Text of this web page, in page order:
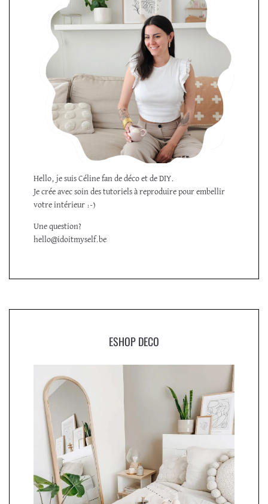
Hello, je suis Céline fan de déco et de DIY.
Je crée avec soin des tutoriels à reproduire pour embellir
votre intérieur :-)
Une question?
hello@idoitmyself.be
ESHOP DECO